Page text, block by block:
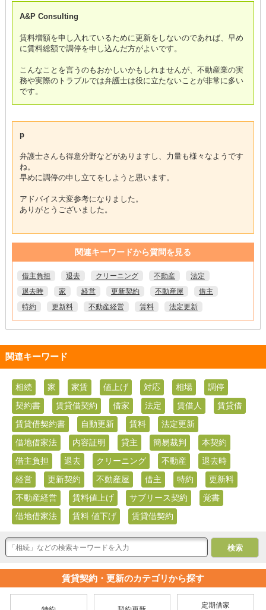
A&P Consulting
賃料増額を申し入れているために更新をしないのであれば、早め
に賃料総額で調停を申し込んだ方がよいです。
こんなことを言うのもおかしいかもしれませんが、不動産業の実
務や実際のトラブルでは弁護士は役に立たないことが非常に多い
です。
p
弁護士さんも得意分野などがありますし、力量も様々なようです
ね。
早めに調停の申し立てをしようと思います。
アドバイス大変参考になりました。
ありがとうございました。
関連キーワードから質問を見る
借主負担 退去 クリーニング 不動産
法定
退去時
家 経営 更新契約 不動産屋
借主
特約
更新料 不動産経営 賃料 法定更新
関連キーワード
相続 家 家賃 値上げ 対応 相場
調停
契約書
賃貸借契約 借家 法定 賃借人
賃貸借
賃貸借契約書
自動更新 賃料
法定更新
借地借家法
内容証明 貸主 簡易裁判
本契約
借主負担
退去 クリーニング 不動産
退去時
経営
更新契約 不動産屋 借主 特約
更新料
不動産経営
賃料値上げ サブリース契約
覚書
借地借家法
賃料 値下げ 賃貸借契約
賃貸契約・更新のカテゴリから探す
定期借家